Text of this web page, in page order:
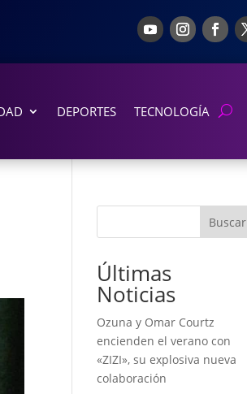
DEPORTES TECNOLOGÍA
Buscar
Últimas
Noticias
Ozuna y Omar Courtz
encienden el verano con
«ZIZI», su explosiva nueva
colaboración